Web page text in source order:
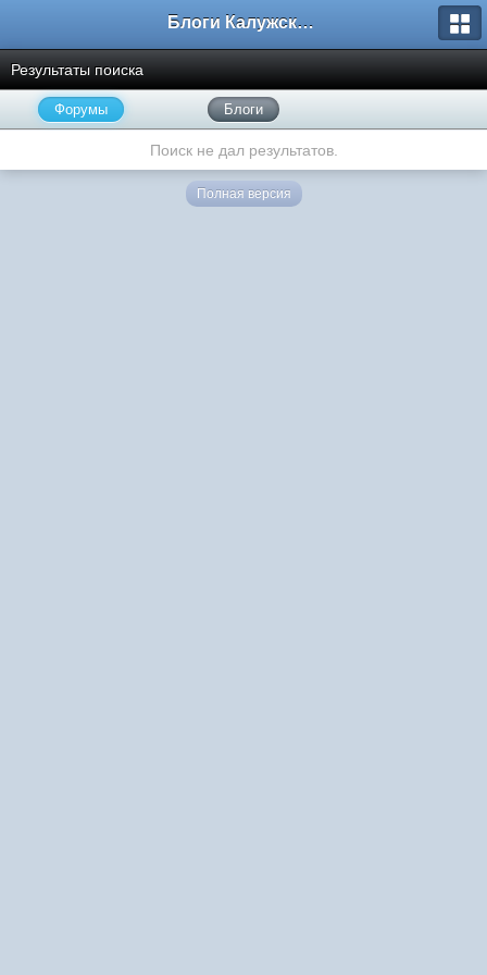
Блоги Калужского перекрестка
Результаты поиска
Форумы Блоги
Поиск не дал результатов.
Полная версия